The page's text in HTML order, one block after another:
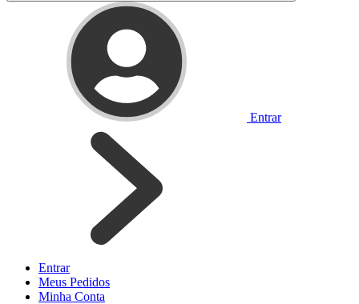
Entrar
Entrar
Meus Pedidos
Minha Conta